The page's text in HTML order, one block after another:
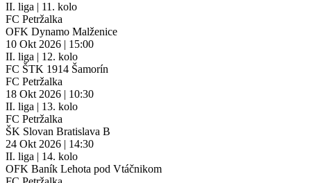
II. liga | 11. kolo
FC Petržalka
OFK Dynamo Malženice
10 Okt 2026 | 15:00
II. liga | 12. kolo
FC ŠTK 1914 Šamorín
FC Petržalka
18 Okt 2026 | 10:30
II. liga | 13. kolo
FC Petržalka
ŠK Slovan Bratislava B
24 Okt 2026 | 14:30
II. liga | 14. kolo
OFK Baník Lehota pod Vtáčnikom